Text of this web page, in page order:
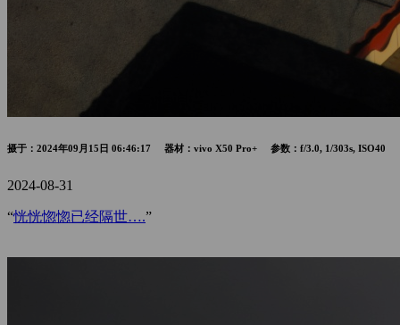
摄于：2024年09月15日 06:46:17 器材：vivo X50 Pro+ 参数：f/3.0, 1/303s, ISO40
2024-08-31
“恍恍惚惚已经隔世….”